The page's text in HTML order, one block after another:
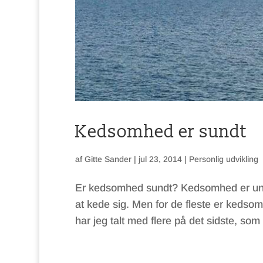
Kedsomhed er sundt
afGitte Sander| jul 23, 2014| Personlig udvikling
Er kedsomhed sundt? Kedsomhed er
at kede sig. Men for de fleste er
har jeg talt med flere på det sidste,